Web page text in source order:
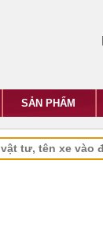
SẢN PHẨM